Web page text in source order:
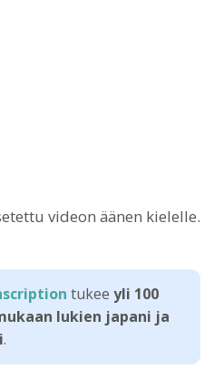
videon äänen kielelle.
tukee yli 100
lukien japani ja
.